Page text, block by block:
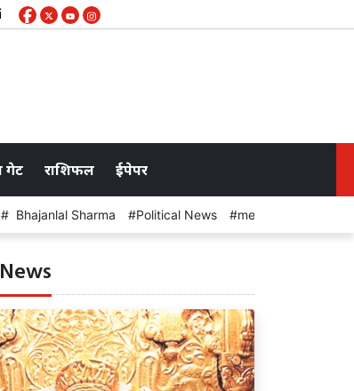
विवि में विमर्श पर व्यवधान; विश्व आदिवासी दिवस की पूर्व
गेट राशिफल ईपेपर
Bhajanlal Sharma Political News meeting